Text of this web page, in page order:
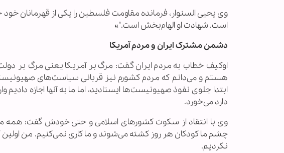
وی یحیی السنوار، فرمانده مقاومت فلسطین را یکی از قهرمانان
است. شهادت او الهام‌بخش است."»
دشمن مشترک ایران و مردم آمریکا
اوکیف خطاب به مردم ایران گفت: مرگ بر آمریکا یعنی مرگ بر
هستم و می‌دانم که مردم کشورم نیز قربانی سیاست‌های
ابتدا جلوی نفوذ صهیونیست‌ها ایستادید، اما ما به آنها اجازه دادیم
دارد می‌خورد.
وی با انتقاد از سکوت کشورهای اسلامی و حتی خودش گفت: همه
چشم ما کودکان هر روز کشته می‌شوند و ما کاری نمی‌کنیم. من
نکردیم.